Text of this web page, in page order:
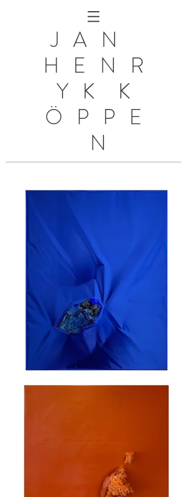
J A N
H E N R
Y K K
Ö P P E
N